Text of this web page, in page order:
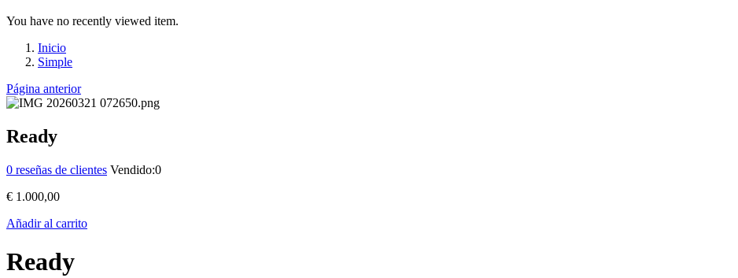
You have no recently viewed item.
Inicio
Simple
Página anterior
Ready
0 reseñas de clientes Vendido:0
€ 1.000,00
Añadir al carrito
Ready